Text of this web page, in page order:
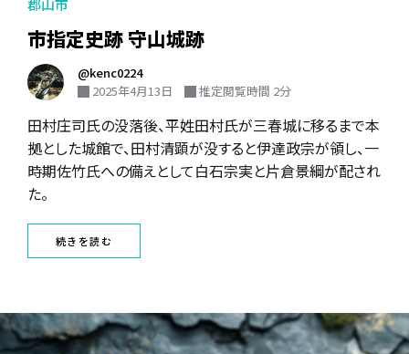
郡山市
市指定史跡 守山城跡
@kenc0224
2025年4月13日
推定閲覧時間 2分
田村庄司氏の没落後、平姓田村氏が三春城に移るまで本
拠とした城館で、田村清顕が没すると伊達政宗が領し、一
時期佐竹氏への備えとして白石宗実と片倉景綱が配され
た。
続きを読む